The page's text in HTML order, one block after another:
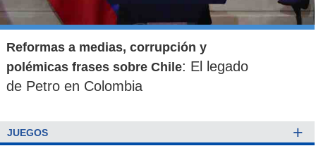
Reformas a medias, corrupción y
polémicas frases sobre Chile: El legado
de Petro en Colombia
JUEGOS +